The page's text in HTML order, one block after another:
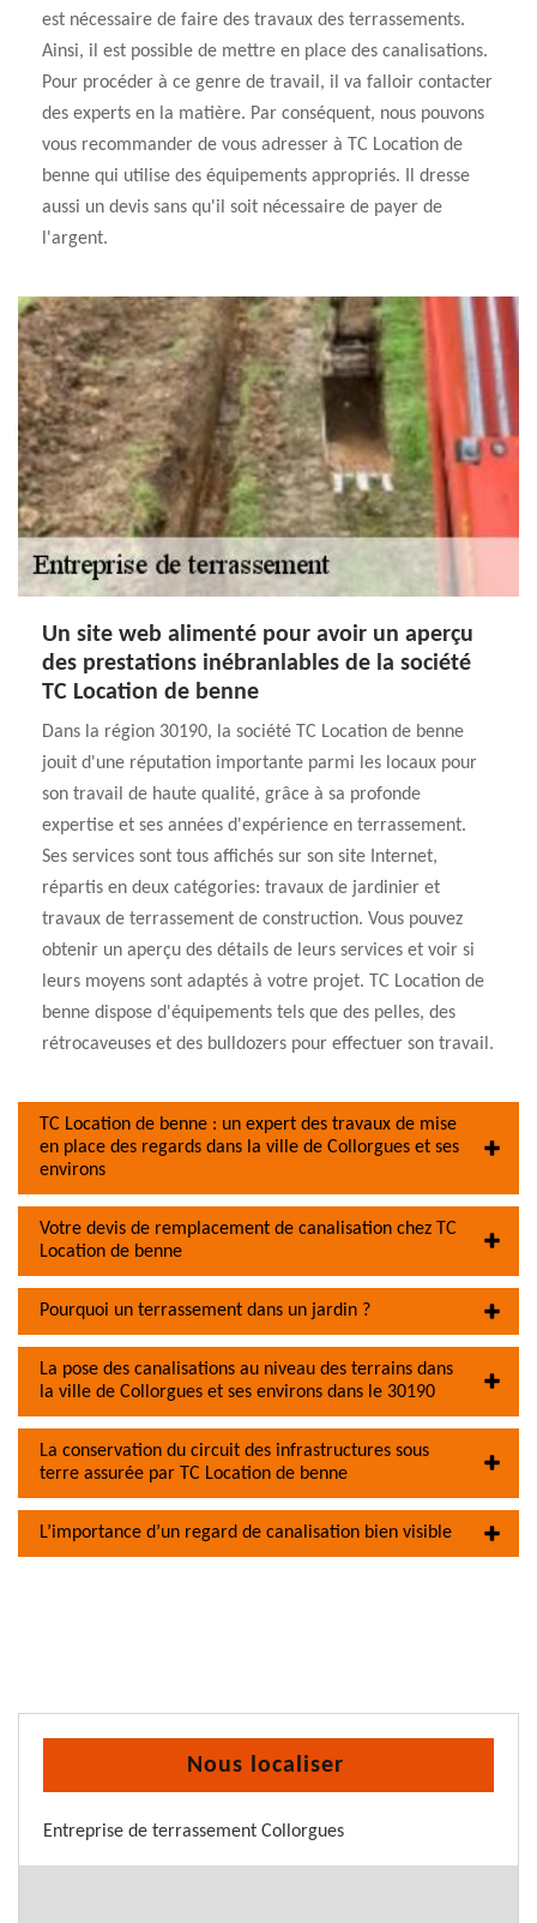
est nécessaire de faire des travaux des terrassements.
Ainsi, il est possible de mettre en place des canalisations.
Pour procéder à ce genre de travail, il va falloir contacter
des experts en la matière. Par conséquent, nous pouvons
vous recommander de vous adresser à TC Location de
benne qui utilise des équipements appropriés. Il dresse
aussi un devis sans qu'il soit nécessaire de payer de
l'argent.
Un site web alimenté pour avoir un aperçu
des prestations inébranlables de la société
TC Location de benne
Dans la région 30190, la société TC Location de benne
jouit d'une réputation importante parmi les locaux pour
son travail de haute qualité, grâce à sa profonde
expertise et ses années d'expérience en terrassement.
Ses services sont tous affichés sur son site Internet,
répartis en deux catégories: travaux de jardinier et
travaux de terrassement de construction. Vous pouvez
obtenir un aperçu des détails de leurs services et voir si
leurs moyens sont adaptés à votre projet. TC Location de
benne dispose d'équipements tels que des pelles, des
rétrocaveuses et des bulldozers pour effectuer son travail.
TC Location de benne : un expert des travaux de mise
en place des regards dans la ville de Collorgues et ses
environs
Votre devis de remplacement de canalisation chez TC
Location de benne
Pourquoi un terrassement dans un jardin ?
La pose des canalisations au niveau des terrains dans
la ville de Collorgues et ses environs dans le 30190
La conservation du circuit des infrastructures sous
terre assurée par TC Location de benne
L’importance d’un regard de canalisation bien visible
Nous localiser
Entreprise de terrassement Collorgues